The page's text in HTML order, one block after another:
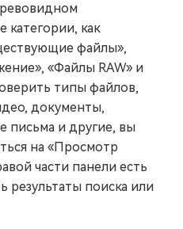
категории, как
файлы»,
«Файлы RAW» и
типы файлов,
документы,
письма и другие, вы
на «Просмотр
части панели есть
результаты поиска или